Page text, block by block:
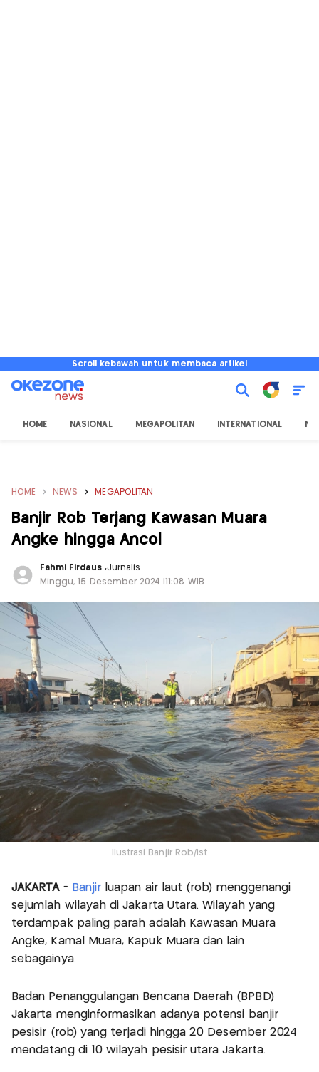
Scroll kebawah untuk membaca artikel
HOME NASIONAL MEGAPOLITAN INTERNATIONAL
HOME NEWS MEGAPOLITAN
Banjir Rob Terjang Kawasan Muara
Angke hingga Ancol
Fahmi Firdaus ,Jurnalis
Minggu, 15 Desember 2024 |11:08 WIB
Ilustrasi Banjir Rob/ist
JAKARTA - Banjir luapan air laut (rob) menggenangi
sejumlah wilayah di Jakarta Utara. Wilayah yang
terdampak paling parah adalah Kawasan Muara
Angke, Kamal Muara, Kapuk Muara dan lain
sebagainya.
Badan Penanggulangan Bencana Daerah (BPBD)
Jakarta menginformasikan adanya potensi banjir
pesisir (rob) yang terjadi hingga 20 Desember 2024
mendatang di 10 wilayah pesisir utara Jakarta.